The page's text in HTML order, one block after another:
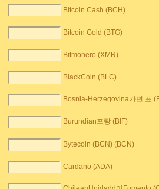
Bitcoin Cash (BCH)
Bitcoin Gold (BTG)
Bitmonero (XMR)
BlackCoin (BLC)
Bosnia-Herzegovina가변 표
Burundian프랑 (BIF)
Bytecoin (BCN) (BCN)
Cardano (ADA)